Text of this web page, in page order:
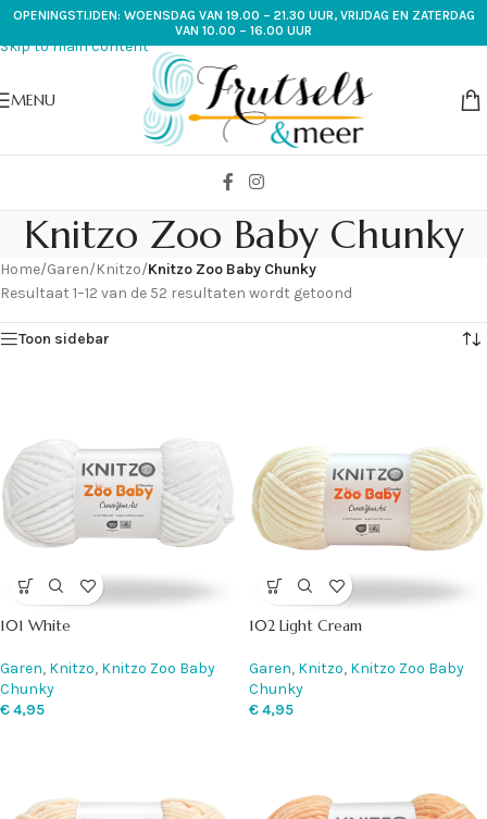
Skip to navigation
Skip to main content
OPENINGSTIJDEN: WOENSDAG VAN 19.00 – 21.30 UUR, VRIJDAG EN ZATERDAG
VAN 10.00 – 16.00 UUR
MENU
Knitzo Zoo Baby Chunky
Home/Garen/Knitzo/Knitzo Zoo Baby Chunky
Resultaat 1–12 van de 52 resultaten wordt getoond
Toon sidebar
101 White
Garen, Knitzo, Knitzo Zoo Baby
Chunky
€4,95
102 Light Cream
Garen, Knitzo, Knitzo Zoo Baby
Chunky
€4,95